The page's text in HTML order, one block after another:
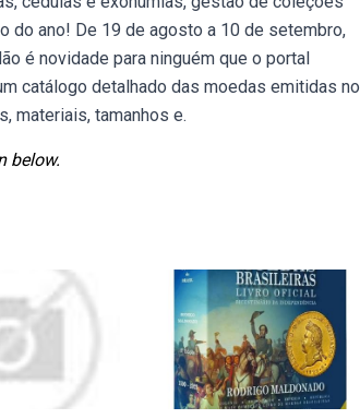
do ano! De 19 de agosto a 10 de setembro,
é novidade para ninguém que o portal
catálogo detalhado das moedas emitidas no
materiais, tamanhos e.
below.